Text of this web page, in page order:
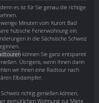
es ist für Sie genau die richtige
Minuten vom Kurort Bad
hübsche Ferienwohnung ein.
in die Sächsische Schweiz
können Sie ganz entspannt
Übrigens, wenn Ihnen dann
wir Ihnen eine Radtour nach
Elbdampfer.
richtig genießen können,
gemütlichen Wohnung zur Miete.